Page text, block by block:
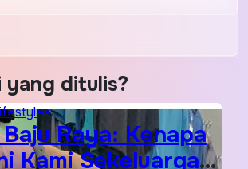
yang ditulis?
Raya: Kenapa
Kami Sekeluarga